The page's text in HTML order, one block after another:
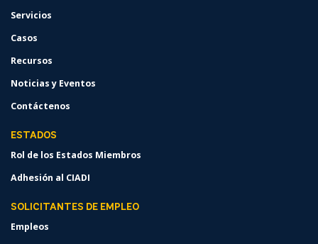
Servicios
Casos
Recursos
Noticias y Eventos
Contáctenos
ESTADOS
Rol de los Estados Miembros
Adhesión al CIADI
SOLICITANTES DE EMPLEO
Empleos